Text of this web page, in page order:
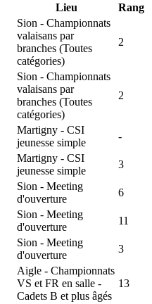
Lieu Rang
Sion - Championnats
valaisans par
branches (Toutes
catégories)
2
Sion - Championnats
valaisans par
branches (Toutes
catégories)
2
Martigny - CSI
jeunesse simple
-
Martigny - CSI
jeunesse simple
3
Sion - Meeting
d'ouverture
6
Sion - Meeting
d'ouverture
11
Sion - Meeting
d'ouverture
3
Aigle - Championnats
VS et FR en salle -
Cadets B et plus âgés
13